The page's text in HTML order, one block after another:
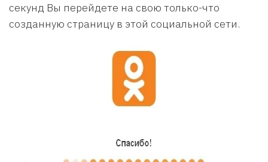
секунд Вы перейдете на свою только-что
созданную страницу в этой социальной сети.